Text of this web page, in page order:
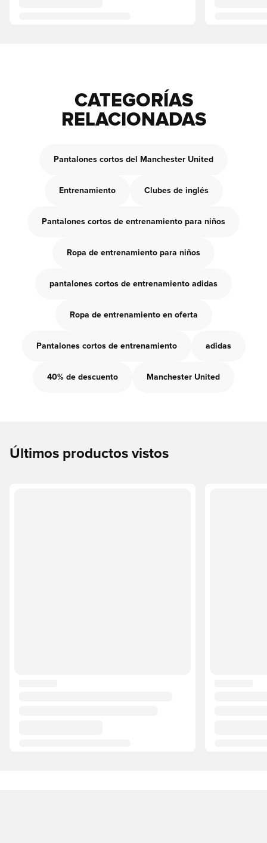
CATEGORÍAS
RELACIONADAS
Pantalones cortos del Manchester United
Entrenamiento Clubes de inglés
Pantalones cortos de entrenamiento para niños
Ropa de entrenamiento para niños
pantalones cortos de entrenamiento adidas
Ropa de entrenamiento en oferta
Pantalones cortos de entrenamiento adidas
40% de descuento Manchester United
Últimos productos vistos